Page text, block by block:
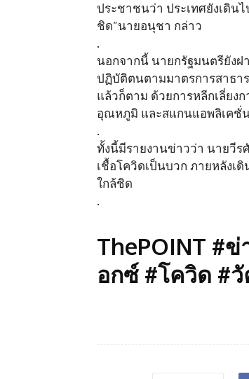
ประชาชนว่า ประเทศยังเดิน
ชิด”นายอนุชา กล่าว
.
นอกจากนี้ นายกรัฐมนตรียัง
ปฏิบัติตนตามมาตรการสาธา
แล้วก็ตาม ด้วยการหลีกเลี่ยง
อุณหภูมิ และสแกนแอพลิเคชั่
.
ทั้งนี้มีรายงานข่าวว่า นายวีร
เชื้อโควิดเป็นบวก ภายหลังเ
ใกล้ชิด
.
ThePOINT #
อกซ์ #โควิด #